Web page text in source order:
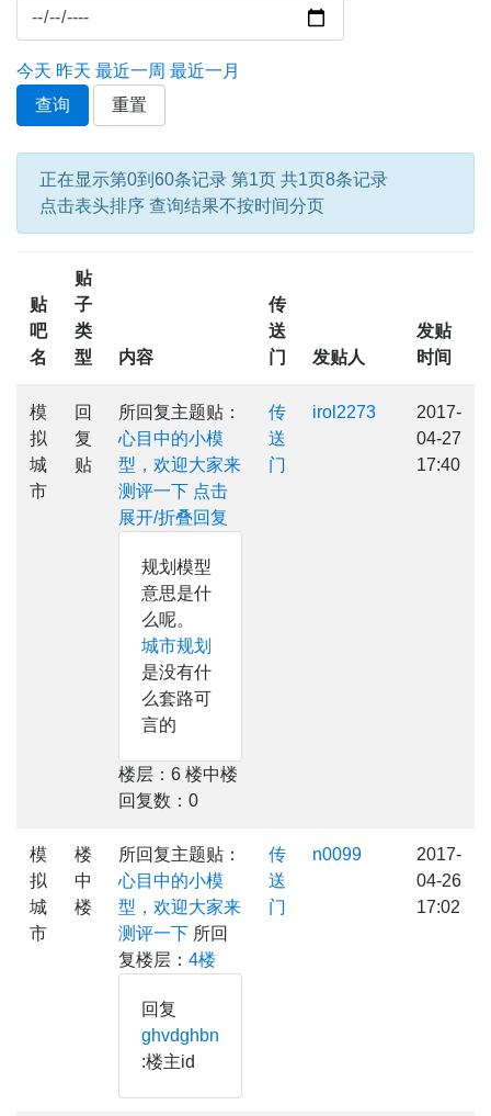
今天 昨天 最近一周 最近一月
查询
重置
正在显示第0到60条记录 第1页 共1页8条记录
点击表头排序 查询结果不按时间分页
贴
吧
名
贴
子
类
型
内容
传
送
门
发贴人
发贴
时间
模
拟
城
市
回
复
贴
所回复主题贴：
心目中的小模
型，欢迎大家来
测评一下 点击
展开/折叠回复
规划模型
意思是什
么呢。
城市规划
是没有什
么套路可
言的
楼层：6 楼中楼
回复数：0
传
送
门
irol2273
2017-
04-27
17:40
模
拟
城
市
楼
中
楼
所回复主题贴：
心目中的小模
型，欢迎大家来
测评一下 所回
复楼层： 4楼
回复
ghvdghbn
:楼主id
传
送
门
n0099
2017-
04-26
17:02